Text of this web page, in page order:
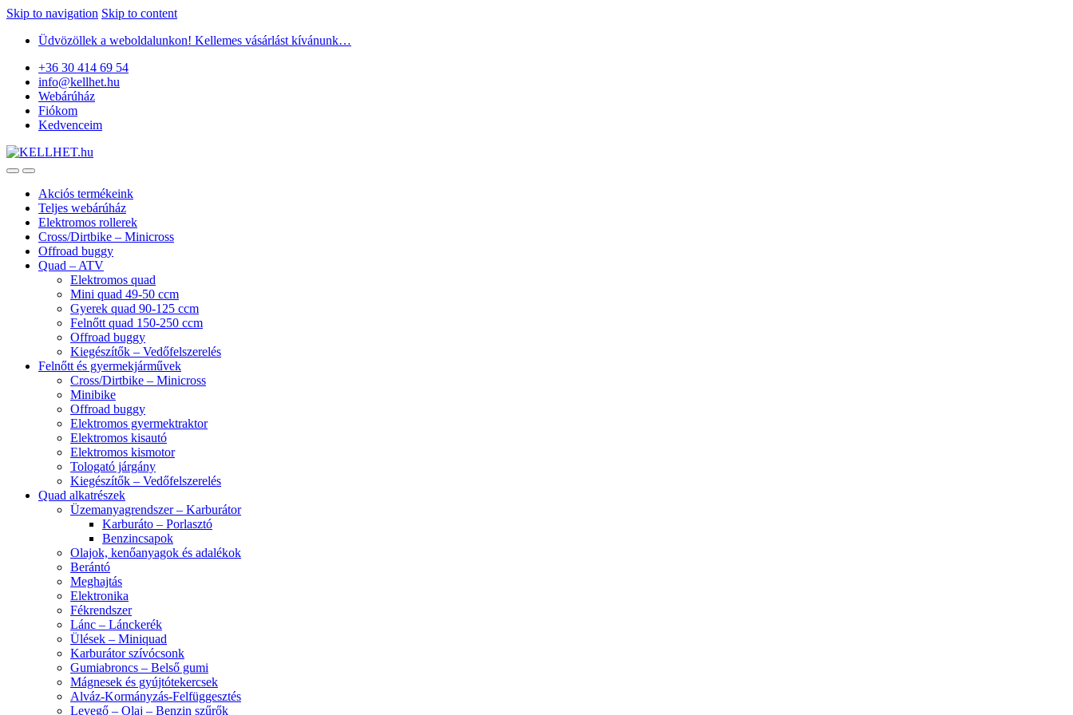
Skip to navigation Skip to content
Üdvözöllek a weboldalunkon! Kellemes vásárlást kívánunk…
+36 30 414 69 54
info@kellhet.hu
Webárúház
Fiókom
Kedvenceim
Akciós termékeink
Teljes webárúház
Elektromos rollerek
Cross/Dirtbike – Minicross
Offroad buggy
Quad – ATV
Elektromos quad
Mini quad 49-50 ccm
Gyerek quad 90-125 ccm
Felnőtt quad 150-250 ccm
Offroad buggy
Kiegészítők – Vedőfelszerelés
Felnőtt és gyermekjárművek
Cross/Dirtbike – Minicross
Minibike
Offroad buggy
Elektromos gyermektraktor
Elektromos kisautó
Elektromos kismotor
Tologató járgány
Kiegészítők – Vedőfelszerelés
Quad alkatrészek
Üzemanyagrendszer – Karburátor
Karburáto – Porlasztó
Benzincsapok
Olajok, kenőanyagok és adalékok
Berántó
Meghajtás
Elektronika
Fékrendszer
Lánc – Lánckerék
Ülések – Miniquad
Karburátor szívócsonk
Gumiabroncs – Belső gumi
Mágnesek és gyújtótekercsek
Alváz-Kormányzás-Felfüggesztés
Levegő – Olaj – Benzin szűrők